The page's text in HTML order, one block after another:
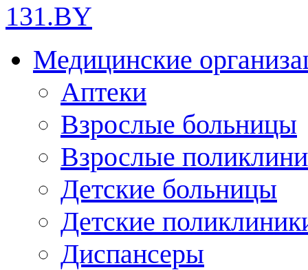
131.BY
Медицинские
Аптеки
Взрослые больницы
Взрослые
Детские больницы
Детские
Диспансеры